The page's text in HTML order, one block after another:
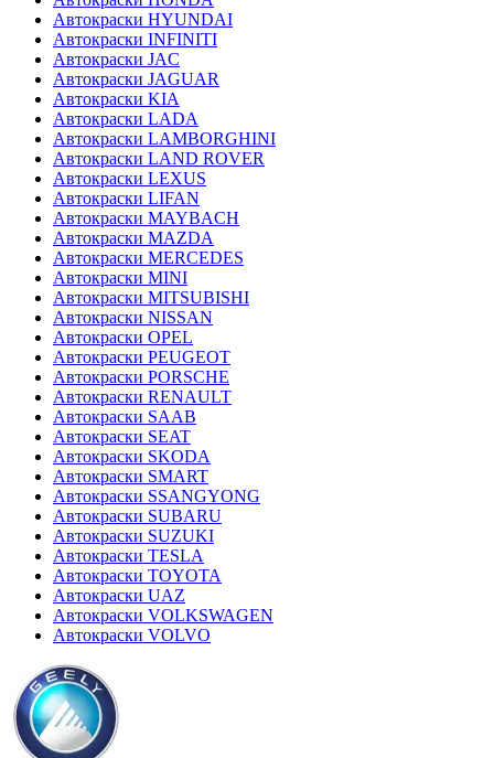
Автокраски HYUNDAI
Автокраски INFINITI
Автокраски JAC
Автокраски JAGUAR
Автокраски KIA
Автокраски LADA
Автокраски LAMBORGHINI
Автокраски LAND ROVER
Автокраски LEXUS
Автокраски LIFAN
Автокраски MAYBACH
Автокраски MAZDA
Автокраски MERCEDES
Автокраски MINI
Автокраски MITSUBISHI
Автокраски NISSAN
Автокраски OPEL
Автокраски PEUGEOT
Автокраски PORSCHE
Автокраски RENAULT
Автокраски SAAB
Автокраски SEAT
Автокраски SKODA
Автокраски SMART
Автокраски SSANGYONG
Автокраски SUBARU
Автокраски SUZUKI
Автокраски TESLA
Автокраски TOYOTA
Автокраски UAZ
Автокраски VOLKSWAGEN
Автокраски VOLVO